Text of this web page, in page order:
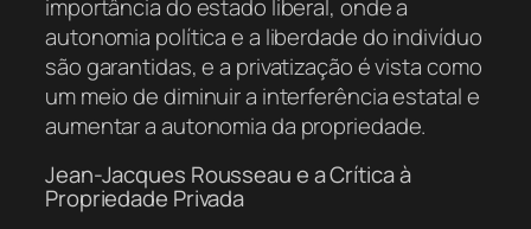
importância do estado liberal, onde a
autonomia política e a liberdade do indivíduo
são garantidas, e a privatização é vista como
um meio de diminuir a interferência estatal e
aumentar a autonomia da propriedade.
Jean-Jacques Rousseau e a Crítica à
Propriedade Privada